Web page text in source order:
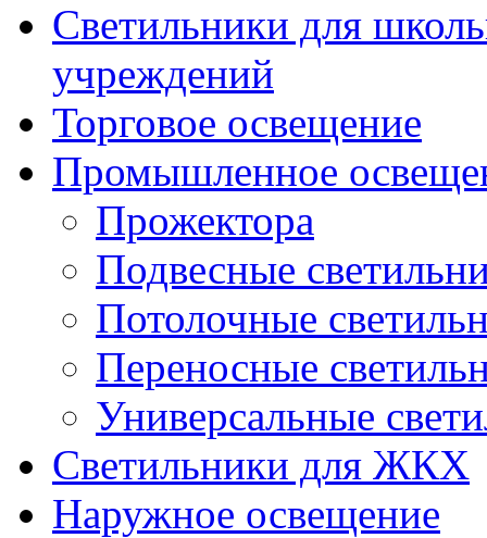
Светильники для
учреждений
Торговое освещение
Промышленное
Прожектора
Подвесные
Потолочные
Переносные
Универсальные
Светильники для ЖКХ
Наружное освещение